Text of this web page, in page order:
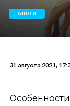
БЛОГИ
31 августа 2021,